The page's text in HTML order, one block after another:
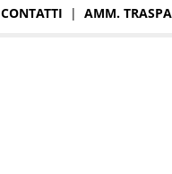
CONTATTI | AMM.